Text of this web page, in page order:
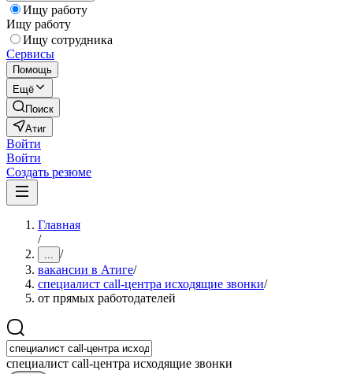
Ищу работу
Ищу работу
Ищу сотрудника
Сервисы
Помощь
Ещё
Поиск
Атиг
Войти
Войти
Создать резюме
Главная
/
... /
вакансии в Атиге/
специалист call-центра исходящие звонки/
от прямых работодателей
специалист call-центра исходящие звонки